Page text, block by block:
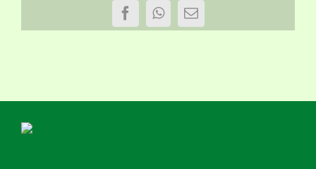
FacebookWhatsApp
E-
Mail